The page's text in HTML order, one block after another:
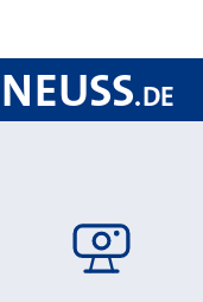
NEUSS.DE